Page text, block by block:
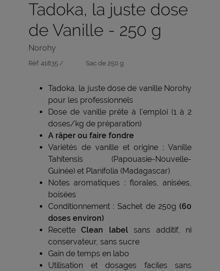
Tadoka, la juste dose
de Vanille - 250 g
Norohy
Réf: 41835 / Sac de 250 g
Tadoka, la juste dose de vanille Norohy
pour les professionnels
Dose de vanille prête à l'emploi (1 à 2
doses/kg de préparation)
A râper ou faire fondre
Variétés de vanille et origine : Vanille
Tahitensis (Papouasie-Nouvelle-
Guinée) et Planifolia (Madagascar)
Notes aromatiques : florales, anisées,
boisées
Conditionnement : Sachet de 250g (60
doses environ)
RecetteClean labelsans additif, ni
conservateur, sans sucre
Gain de temps en labo
Utilisation et dosages faciles sans